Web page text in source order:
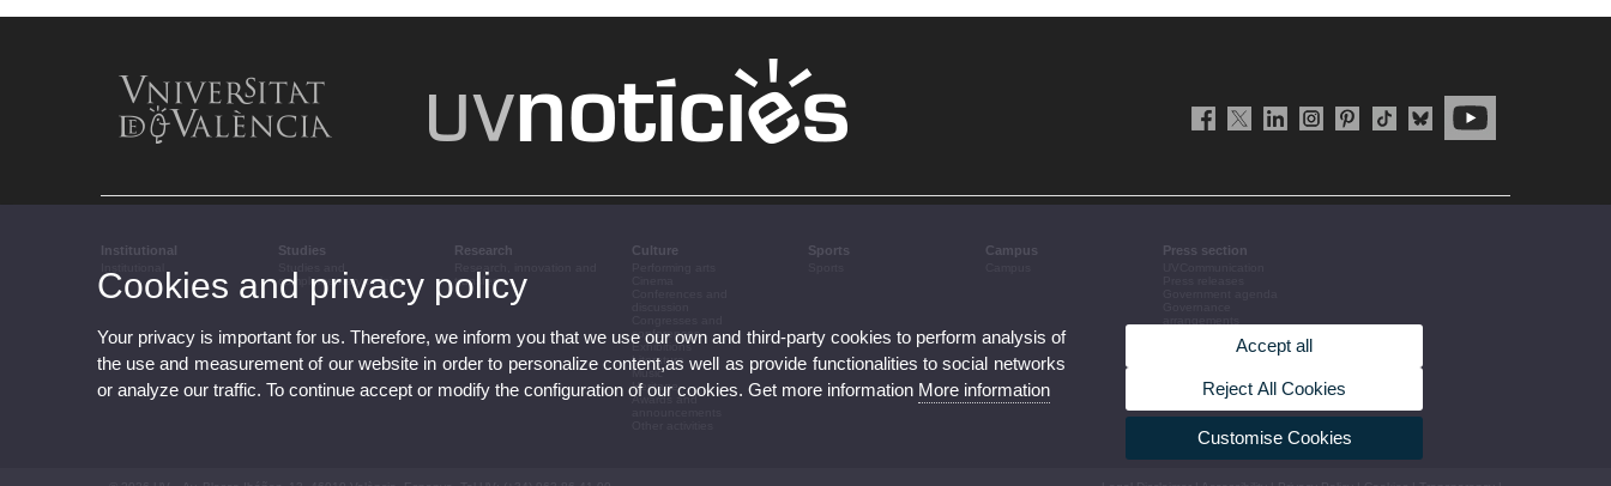
Institutional Studies
complementary training
Research
transfer
Culture
conferences
Exhibitions
Literature
Music
Heritage
Awards and
Sports Campus Press section
Corporative information
Cookies and privacy policy
Your privacy is important for us. Therefore, we inform you that we use our own and third-party cookies to perform analysis of
the use and measurement of our website in order to personalize content,as well as provide functionalities to social networks
or analyze our traffic. To continue accept or modify the configuration of our cookies. Get more information More information
Accept all
Reject All Cookies
Customise Cookies